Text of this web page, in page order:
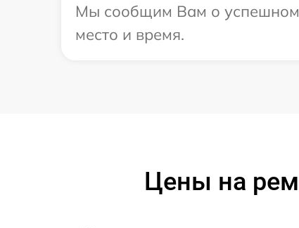
Мы сообщим Вам о успешном
место и время.
Цены на